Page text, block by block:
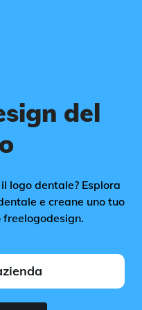
del
logo dentale? Esplora
e creane uno tuo